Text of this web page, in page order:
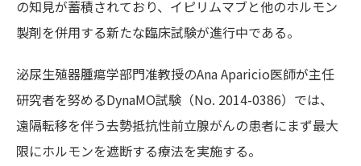
の知見が蓄積されており、イピリムマブと他のホルモン
製剤を併用する新たな臨床試験が進行中である。
泌尿生殖器腫瘍学部門准教授のAna Aparicio医師が主任
研究者を努めるDynaMO試験（No. 2014-0386）では、
遠隔転移を伴う去勢抵抗性前立腺がんの患者にまず最大
限にホルモンを遮断する療法を実施する。